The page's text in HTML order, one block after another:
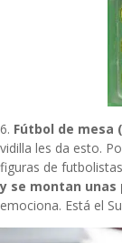
6. Fútbol de mesa
vidilla les da esto.
figuras de
y se montan unas
emociona. Está el